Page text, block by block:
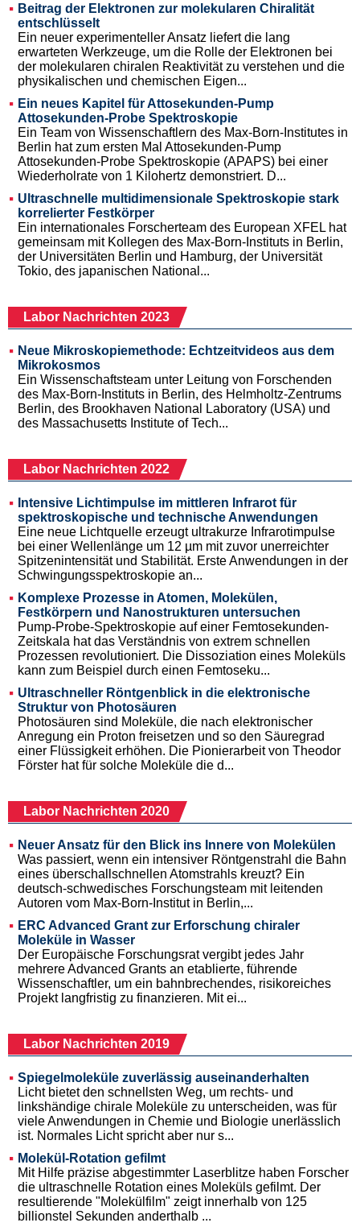
Beitrag der Elektronen zur molekularen Chiralität
entschlüsselt
Ein neuer experimenteller Ansatz liefert die lang
erwarteten Werkzeuge, um die Rolle der Elektronen bei
der molekularen chiralen Reaktivität zu verstehen und die
physikalischen und chemischen Eigen...
Ein neues Kapitel für Attosekunden-Pump
Attosekunden-Probe Spektroskopie
Ein Team von Wissenschaftlern des Max-Born-Institutes in
Berlin hat zum ersten Mal Attosekunden-Pump
Attosekunden-Probe Spektroskopie (APAPS) bei einer
Wiederholrate von 1 Kilohertz demonstriert. D...
Ultraschnelle multidimensionale Spektroskopie stark
korrelierter Festkörper
Ein internationales Forscherteam des European XFEL hat
gemeinsam mit Kollegen des Max-Born-Instituts in Berlin,
der Universitäten Berlin und Hamburg, der Universität
Tokio, des japanischen National...
Labor Nachrichten 2023
Neue Mikroskopiemethode: Echtzeitvideos aus dem
Mikrokosmos
Ein Wissenschaftsteam unter Leitung von Forschenden
des Max-Born-Instituts in Berlin, des Helmholtz-Zentrums
Berlin, des Brookhaven National Laboratory (USA) und
des Massachusetts Institute of Tech...
Labor Nachrichten 2022
Intensive Lichtimpulse im mittleren Infrarot für
spektroskopische und technische Anwendungen
Eine neue Lichtquelle erzeugt ultrakurze Infrarotimpulse
bei einer Wellenlänge um 12 µm mit zuvor unerreichter
Spitzenintensität und Stabilität. Erste Anwendungen in der
Schwingungsspektroskopie an...
Komplexe Prozesse in Atomen, Molekülen,
Festkörpern und Nanostrukturen untersuchen
Pump-Probe-Spektroskopie auf einer Femtosekunden-
Zeitskala hat das Verständnis von extrem schnellen
Prozessen revolutioniert. Die Dissoziation eines Moleküls
kann zum Beispiel durch einen Femtoseku...
Ultraschneller Röntgenblick in die elektronische
Struktur von Photosäuren
Photosäuren sind Moleküle, die nach elektronischer
Anregung ein Proton freisetzen und so den Säuregrad
einer Flüssigkeit erhöhen. Die Pionierarbeit von Theodor
Förster hat für solche Moleküle die d...
Labor Nachrichten 2020
Neuer Ansatz für den Blick ins Innere von Molekülen
Was passiert, wenn ein intensiver Röntgenstrahl die Bahn
eines überschallschnellen Atomstrahls kreuzt? Ein
deutsch-schwedisches Forschungsteam mit leitenden
Autoren vom Max-Born-Institut in Berlin,...
ERC Advanced Grant zur Erforschung chiraler
Moleküle in Wasser
Der Europäische Forschungsrat vergibt jedes Jahr
mehrere Advanced Grants an etablierte, führende
Wissenschaftler, um ein bahnbrechendes, risikoreiches
Projekt langfristig zu finanzieren. Mit ei...
Labor Nachrichten 2019
Spiegelmoleküle zuverlässig auseinanderhalten
Licht bietet den schnellsten Weg, um rechts- und
linkshändige chirale Moleküle zu unterscheiden, was für
viele Anwendungen in Chemie und Biologie unerlässlich
ist. Normales Licht spricht aber nur s...
Molekül-Rotation gefilmt
Mit Hilfe präzise abgestimmter Laserblitze haben Forscher
die ultraschnelle Rotation eines Moleküls gefilmt. Der
resultierende "Molekülfilm" zeigt innerhalb von 125
billionstel Sekunden anderthalb ...